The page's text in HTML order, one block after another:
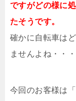
ですがどの様に
たそうです。
確かに自転車は
ませんよね・・・
今回のお客様は